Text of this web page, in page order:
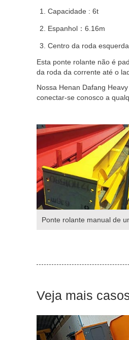
Capacidade : 6t
Espanhol ： 6.16m
Centro da roda
Esta ponte rolante não é
da roda da corrente até o
Nossa Henan Dafang
conectar-se conosco a
Ponte rolante manual de
Veja mais